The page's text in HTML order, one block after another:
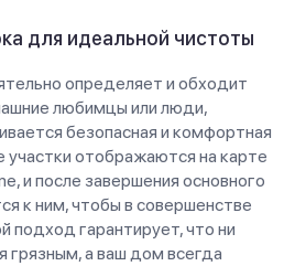
для идеальной чистоты
определяет и обходит
любимцы или люди,
безопасная и комфортная
участки отображаются на карте
и после завершения основного
к ним, чтобы в совершенстве
подход гарантирует, что ни
грязным, а ваш дом всегда